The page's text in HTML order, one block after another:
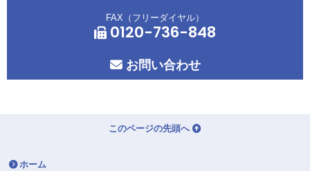
FAX（フリーダイヤル）
0120-736-848
お問い合わせ
このページの先頭へ
ホーム